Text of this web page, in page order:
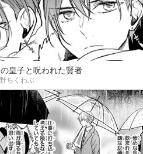
皇子と呪われた賢者
ちくわぶ